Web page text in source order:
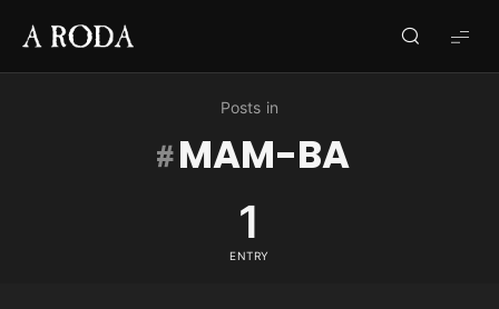
A
RODA
Posts in
MAM-BA
1
ENTRY